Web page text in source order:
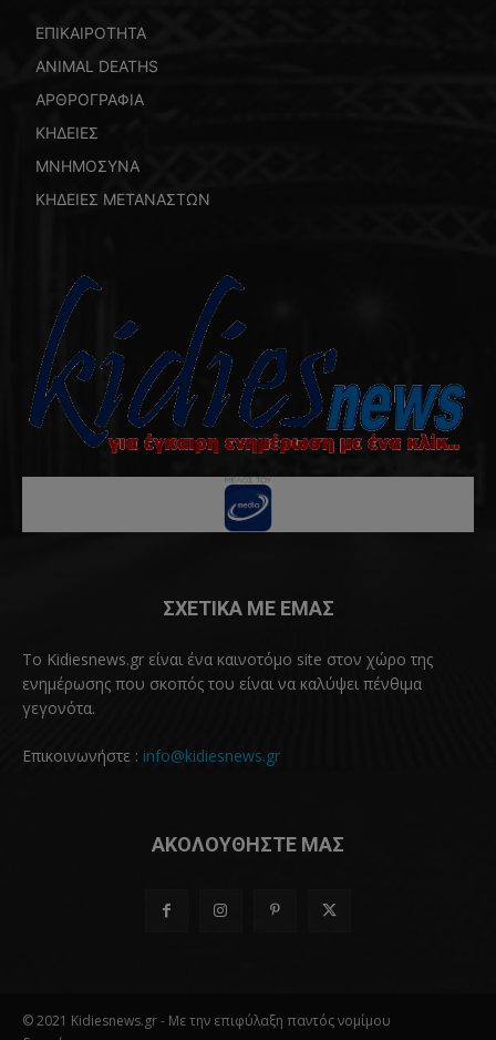
ΕΠΙΚΑΙΡΟΤΗΤΑ
ANIMAL DEATHS
ΑΡΘΡΟΓΡΑΦΙΑ
ΚΗΔΕΙΕΣ
ΜΝΗΜΟΣΥΝΑ
ΚΗΔΕΙΕΣ ΜΕΤΑΝΑΣΤΩΝ
ΣΧΕΤΙΚΑ ΜΕ ΕΜΑΣ
Το Kidiesnews.gr είναι ένα καινοτόμο site στον χώρο της
ενημέρωσης που σκοπός του είναι να καλύψει πένθιμα
γεγονότα.
Επικοινωνήστε : info@kidiesnews.gr
ΑΚΟΛΟΥΘΗΣΤΕ ΜΑΣ
© 2021 Kidiesnews.gr - Με την επιφύλαξη παντός νομίμου